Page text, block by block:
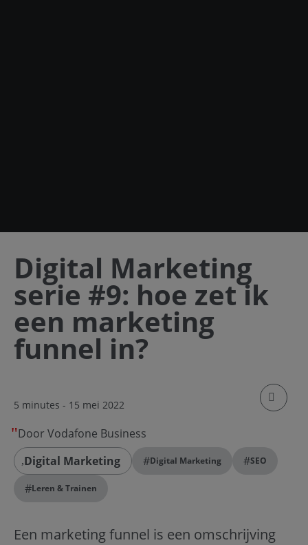
Digital Marketing
serie #9: hoe zet ik
een marketing
funnel in?
5 minutes - 15 mei 2022
klik om
Door Vodafone Business
Digital Marketing
#Digital Marketing #SEO
#Leren & Trainen
Een marketing funnel is een omschrijving